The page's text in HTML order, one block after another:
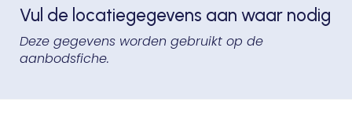
Vul de locatiegegevens aan waar nodig
Deze gegevens worden gebruikt op de
aanbodsfiche.